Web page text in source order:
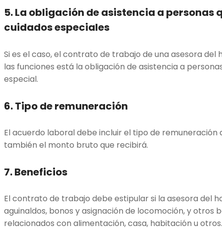
5. La obligación de asistencia a personas
cuidados especiales
Si es el caso, el contrato de trabajo de una asesora
las funciones está la obligación de asistencia a
especial.
6. Tipo de remuneración
El acuerdo laboral debe incluir el tipo de remuneración
también el monto bruto que recibirá.
7. Beneficios
El contrato de trabajo debe estipular si la asesora del
aguinaldos, bonos y asignación de locomoción, y otros
relacionados con alimentación, casa, habitación u